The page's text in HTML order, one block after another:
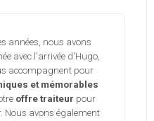
années, nous avons
avec l'arrivée d'Hugo,
accompagnent pour
et mémorables
offre traiteur pour
Nous avons également